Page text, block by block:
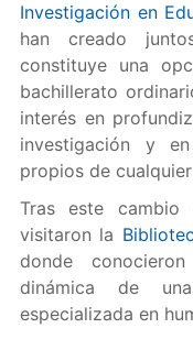
Investigación en
han creado
constituye una
bachillerato
interés en
investigación y
propios de
Tras este cambio
visitaron la
donde
dinámica de
especializada en